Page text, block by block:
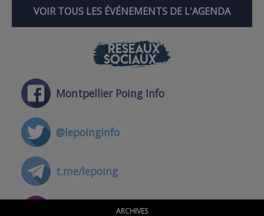
VOIR TOUS LES ÉVÉNEMENTS DE L'AGENDA
RÉSEAUX
SOCIAUX
Montpellier Poing Info
@lepoinginfo
t.me/lepoing
@montpellierpoinginfo
ARCHIVES